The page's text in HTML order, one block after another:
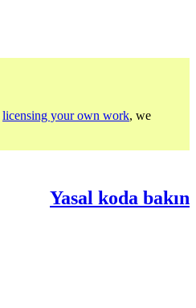
licensing your own work, we
Yasal koda bakın